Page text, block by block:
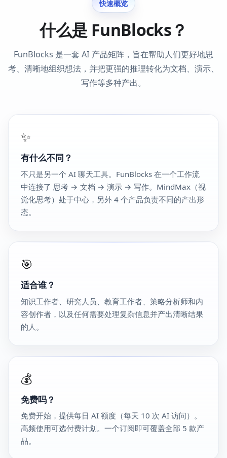
快速概览
什么是 FunBlocks？
FunBlocks 是一套 AI 产品矩阵，旨在帮助人们更好地思
考、清晰地组织想法，并把更强的推理转化为文档、演示、
写作等多种产出。
✨
有什么不同？
不只是另一个 AI 聊天工具。FunBlocks 在一个工作流
中连接了 思考 → 文档 → 演示 → 写作。MindMax（视
觉化思考）处于中心，另外 4 个产品负责不同的产出形
态。
🎯
适合谁？
知识工作者、研究人员、教育工作者、策略分析师和内
容创作者，以及任何需要处理复杂信息并产出清晰结果
的人。
💰
免费吗？
免费开始，提供每日 AI 额度（每天 10 次 AI 访问）。
高频使用可选付费计划。一个订阅即可覆盖全部 5 款产
品。